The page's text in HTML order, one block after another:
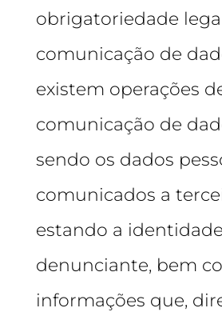
obrigatoriedade
comunicação de
existem operações
comunicação de
sendo os dados
comunicados a
estando a
denunciante, bem
informações que,